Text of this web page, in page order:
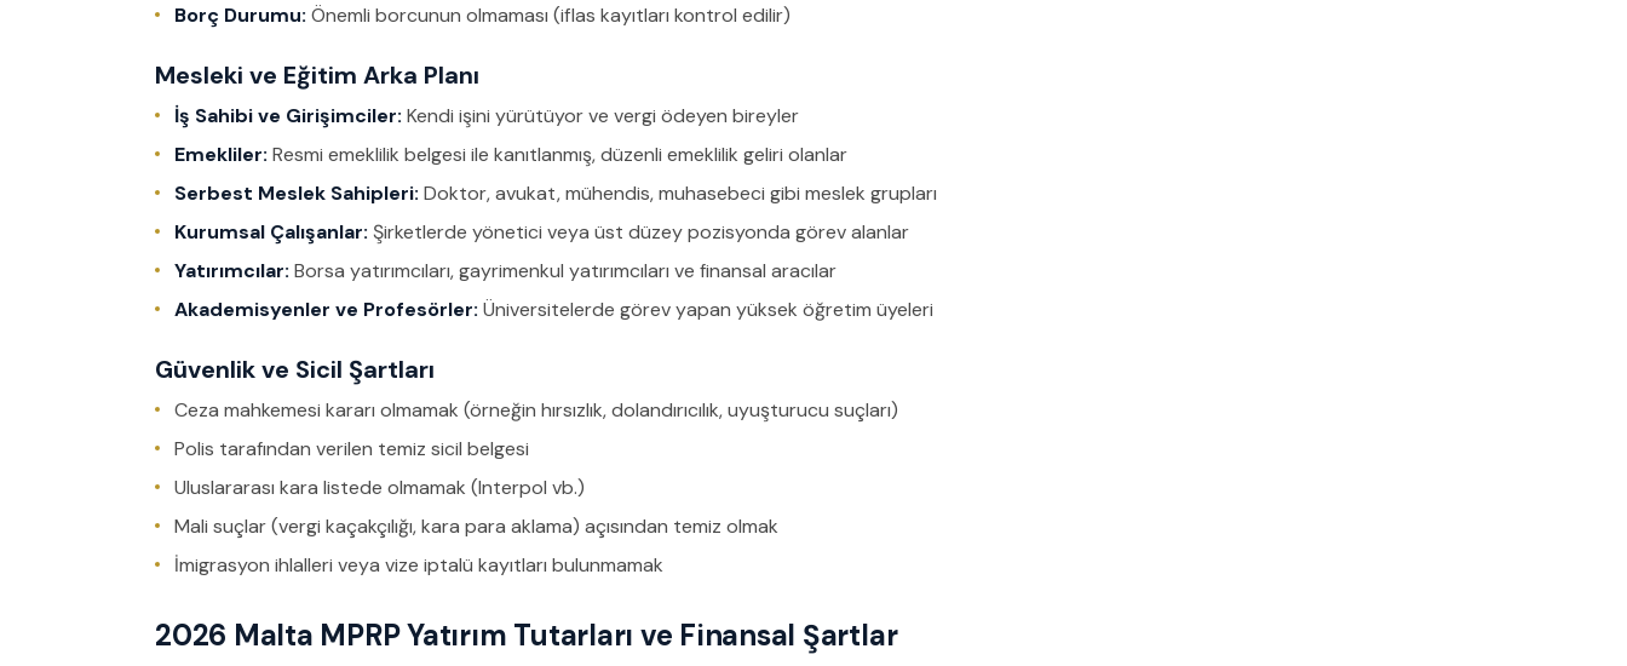
Borç Durumu: Önemli borcunun olmaması (iflas kayıtları kontrol edilir)
Mesleki ve Eğitim Arka Planı
İş Sahibi ve Girişimciler: Kendi işini yürütüyor ve vergi ödeyen bireyler
Emekliler: Resmi emeklilik belgesi ile kanıtlanmış, düzenli emeklilik geliri olanlar
Serbest Meslek Sahipleri: Doktor, avukat, mühendis, muhasebeci gibi meslek grupları
Kurumsal Çalışanlar: Şirketlerde yönetici veya üst düzey pozisyonda görev alanlar
Yatırımcılar: Borsa yatırımcıları, gayrimenkul yatırımcıları ve finansal aracılar
Akademisyenler ve Profesörler: Üniversitelerde görev yapan yüksek öğretim üyeleri
Güvenlik ve Sicil Şartları
Ceza mahkemesi kararı olmamak (örneğin hırsızlık, dolandırıcılık, uyuşturucu suçları)
Polis tarafından verilen temiz sicil belgesi
Uluslararası kara listede olmamak (Interpol vb.)
Mali suçlar (vergi kaçakçılığı, kara para aklama) açısından temiz olmak
İmigrasyon ihlalleri veya vize iptalü kayıtları bulunmamak
2026 Malta MPRP Yatırım Tutarları ve Finansal Şartlar